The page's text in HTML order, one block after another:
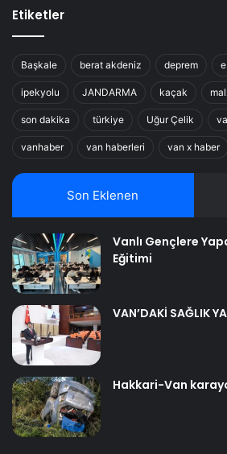
Etiketler
Başkale berat akdeniz deprem
ipekyolu JANDARMA kaçak
son dakika türkiye Uğur Çelik
vanhaber van haberleri van x haber
Son Eklenen
Vanlı Gençlere
Eğitimi
VAN’DAKİ SAĞLIK
Hakkari-Van